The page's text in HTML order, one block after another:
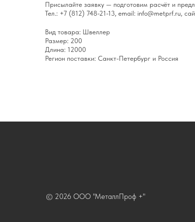
Присылайте заявку — подготовим расчёт и
Тел.: +7 (812) 748-21-13, email: info@metprf.ru,
Вид товара: Швеллер
Размер: 200
Длина: 12000
Регион поставки: Санкт-Петербург и Россия
© 2026 ООО "МеталлПроф +"